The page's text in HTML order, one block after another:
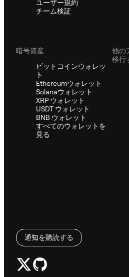
ユーザー規約
チーム検証
暗号資産
ビットコインウォレッ
ト
Ethereumウォレット
Solanaウォレット
XRP ウォレット
USDT ウォレット
BNB ウォレット
すべてのウォレットを
見る
他の
移行
通知を購読する